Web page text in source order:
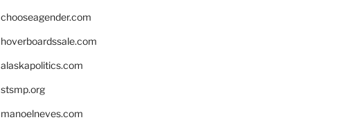
chooseagender.com
hoverboardssale.com
alaskapolitics.com
stsmp.org
manoelneves.com